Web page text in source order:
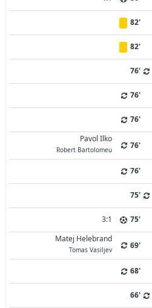
82'
82'
76'
76'
76'
Pavol Ilko
Robert Bartolomeu 76'
76'
75'
3:1
75'
Matej Helebrand
Tomas Vasiljev 69'
68'
66'